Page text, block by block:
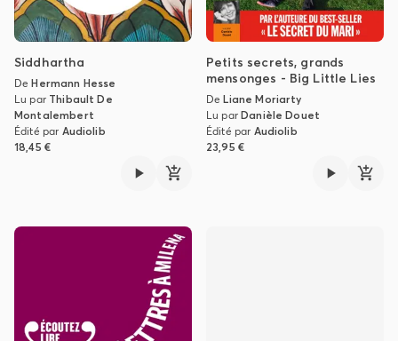
Siddhartha
DeHermann Hesse
Lu par Thibault De
Montalembert
Édité par Audiolib
18,45 €
Petits secrets, grands
mensonges - Big Little Lies
DeLiane Moriarty
Lu parDanièle Douet
Édité par Audiolib
23,95 €